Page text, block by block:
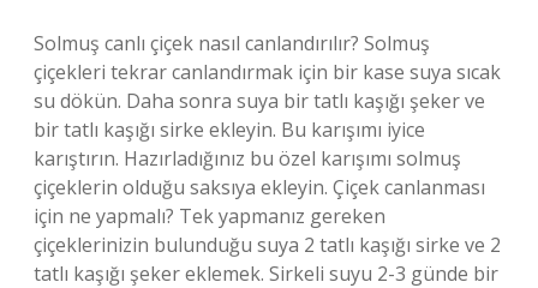
Solmuş canlı çiçek nasıl canlandırılır? Solmuş
çiçekleri tekrar canlandırmak için bir kase suya sıcak
su dökün. Daha sonra suya bir tatlı kaşığı şeker ve
bir tatlı kaşığı sirke ekleyin. Bu karışımı iyice
karıştırın. Hazırladığınız bu özel karışımı solmuş
çiçeklerin olduğu saksıya ekleyin. Çiçek canlanması
için ne yapmalı? Tek yapmanız gereken
çiçeklerinizin bulunduğu suya 2 tatlı kaşığı sirke ve 2
tatlı kaşığı şeker eklemek. Sirkeli suyu 2-3 günde bir